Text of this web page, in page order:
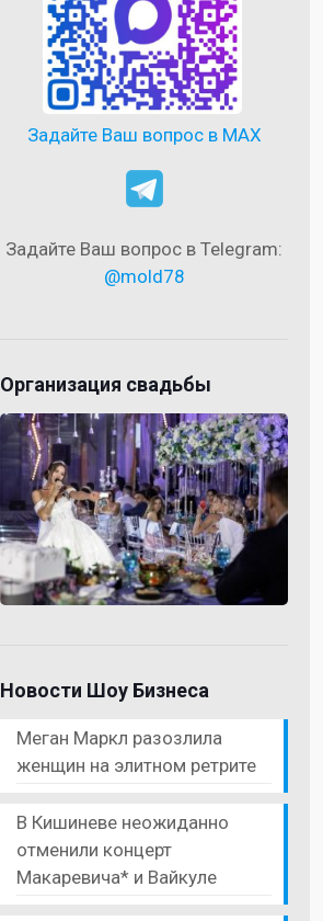
Задайте Ваш вопрос в MAX
Задайте Ваш вопрос в Telegram:
@mold78
Организация свадьбы
Новости Шоу Бизнеса
Меган Маркл разозлила
женщин на элитном ретрите
В Кишиневе неожиданно
отменили концерт
Макаревича* и Вайкуле